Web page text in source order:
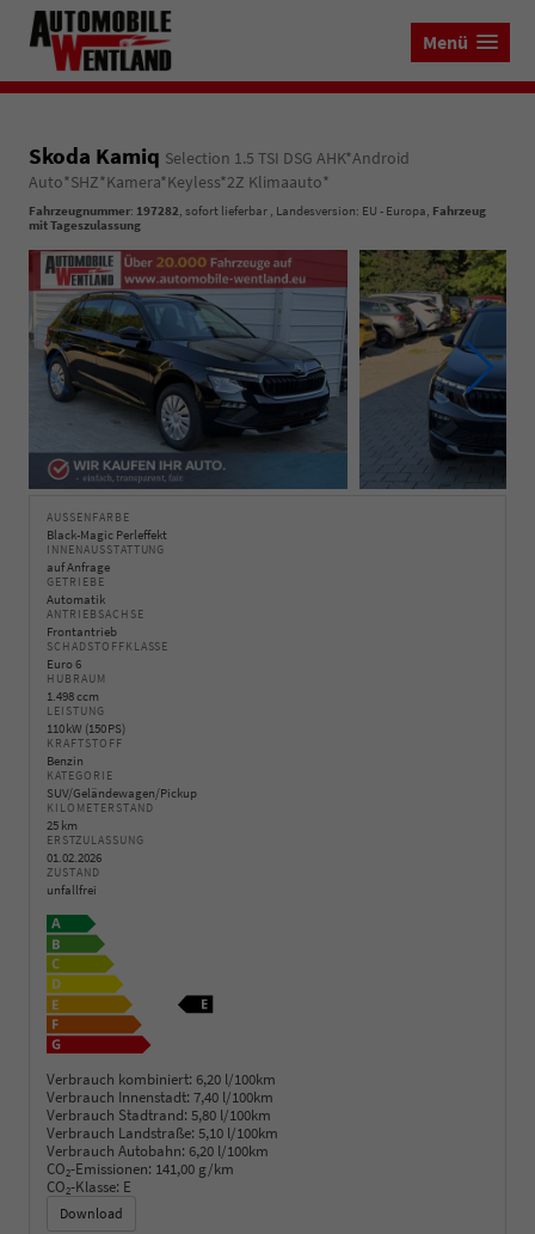
Menü
Skoda Kamiq Selection 1.5 TSI DSG AHK*Android
Auto*SHZ*Kamera*Keyless*2Z Klimaauto*
Fahrzeugnummer: 197282, sofort lieferbar , Landesversion: EU - Europa, Fahrzeug
mit Tageszulassung
AUSSENFARBE
Black-Magic Perleffekt
INNENAUSSTATTUNG
auf Anfrage
GETRIEBE
Automatik
ANTRIEBSACHSE
Frontantrieb
SCHADSTOFFKLASSE
Euro 6
HUBRAUM
1.498 ccm
LEISTUNG
110 kW (150 PS)
KRAFTSTOFF
Benzin
KATEGORIE
SUV/Geländewagen/Pickup
KILOMETERSTAND
25 km
ERSTZULASSUNG
01.02.2026
ZUSTAND
unfallfrei
Verbrauch kombiniert: 6,20 l/100km
Verbrauch Innenstadt: 7,40 l/100km
Verbrauch Stadtrand: 5,80 l/100km
Verbrauch Landstraße: 5,10 l/100km
Verbrauch Autobahn: 6,20 l/100km
CO2-Emissionen: 141,00 g/km
CO2-Klasse: E
Download